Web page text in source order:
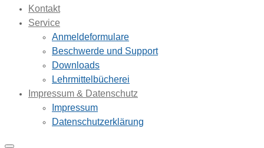
Kontakt
Service
Anmeldeformulare
Beschwerde und Support
Downloads
Lehrmittelbücherei
Impressum & Datenschutz
Impressum
Datenschutzerklärung